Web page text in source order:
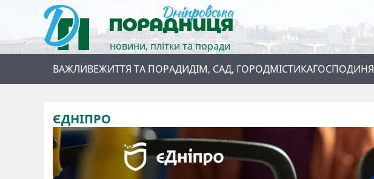
новини, плітки та поради
ВАЖЛИВЕЖИТТЯ ТА ПОРАДИДІМ, САД, ГОРОДМІСТИКАГОСПОДИНЯ
ЄДНІПРО